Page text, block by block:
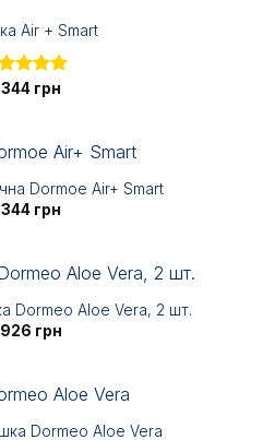
Air + Smart
в
грн
Dormoe Air+ Smart
грн
Dormeo Aloe Vera, 2 шт.
грн
Dormeo Aloe Vera